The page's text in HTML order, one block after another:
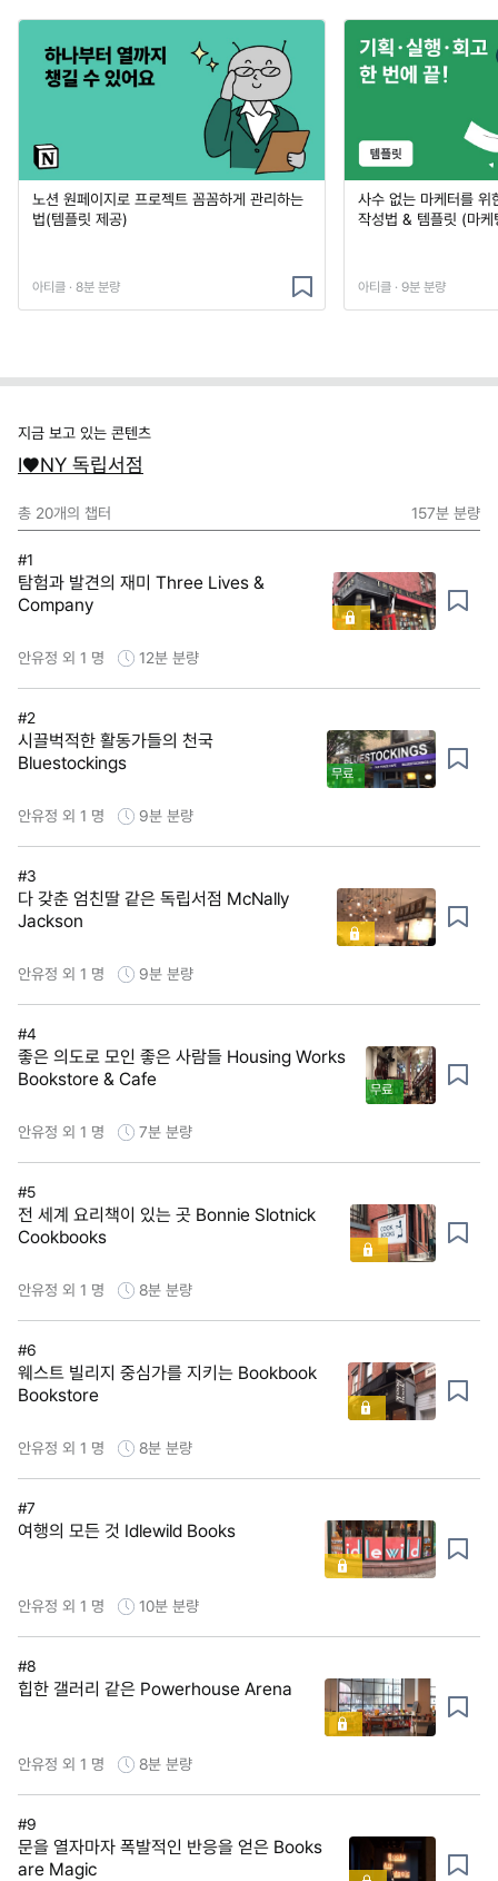
노션 원페이지로 프로젝트 꼼꼼하게 관리하는
법(템플릿 제공)
아티클 · 8분 분량
사수 없는 마케터를 위
작성법 & 템플릿 (마
아티클 · 9분 분량
지금 보고 있는 콘텐츠
I♥NY 독립서점
총 20개의 챕터 157분 분량
#1
탐험과 발견의 재미 Three Lives &
Company
안유정 외 1 명 12분 분량
#2
시끌벅적한 활동가들의 천국
Bluestockings
무료
안유정 외 1 명 9분 분량
#3
다 갖춘 엄친딸 같은 독립서점 McNally
Jackson
안유정 외 1 명 9분 분량
#4
좋은 의도로 모인 좋은 사람들 Housing Works
Bookstore & Cafe
무료
안유정 외 1 명 7분 분량
#5
전 세계 요리책이 있는 곳 Bonnie Slotnick
Cookbooks
안유정 외 1 명 8분 분량
#6
웨스트 빌리지 중심가를 지키는 Bookbook
Bookstore
안유정 외 1 명 8분 분량
#7
여행의 모든 것 Idlewild Books
안유정 외 1 명 10분 분량
#8
힙한 갤러리 같은 Powerhouse Arena
안유정 외 1 명 8분 분량
#9
문을 열자마자 폭발적인 반응을 얻은 Books
are Magic